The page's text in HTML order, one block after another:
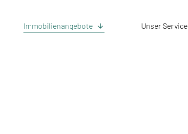
Immobilienangebote Unser Service